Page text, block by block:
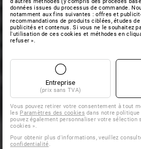
données issues du processus de commande.
notamment aux fins suivantes : offres et
recommandations de produits ciblées, études
publicités et contenus. Si vous ne le souhaitez
l'utilisation de ces cookies et méthodes en
refuser ».
Entreprise
(prix sans TVA)
Vous pouvez retirer votre consentement à tout
les Paramètres des cookies dans notre
pouvez également personnaliser votre sélection
cookies ».
Pour obtenir plus d'informations, veuillez
confidentialité.